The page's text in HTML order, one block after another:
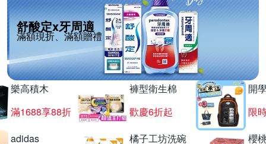
舒酸定x牙周適
滿額現折、滿額贈禮
樂高積木
滿1688享88折
褲型衛生棉
歡慶6折起
開
限
adidas
橘子工坊洗碗
櫻